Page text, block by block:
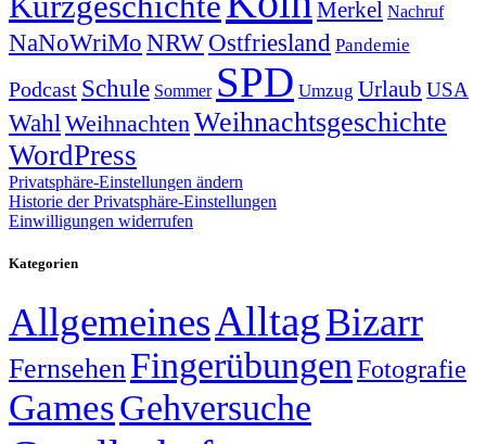
Merkel Nachruf
NaNoWriMo NRWOstfriesland Pandemie
Podcast Schule Sommer SPD Umzug Urlaub USA
Wahl Weihnachten Weihnachtsgeschichte
WordPress
Privatsphäre-Einstellungen ändern
Historie der Privatsphäre-Einstellungen
Einwilligungen widerrufen
Kategorien
AllgemeinesAlltagBizarr
FernsehenFingerübungen Fotografie
GamesGehversuche